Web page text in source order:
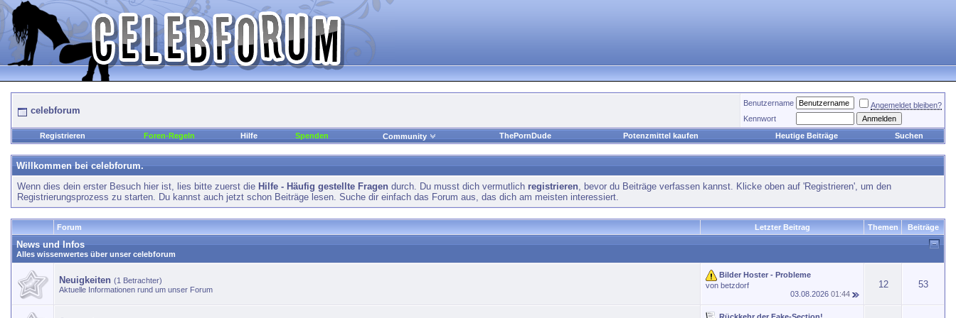
celebforum
Benutzername
Angemeldet bleiben?
Kennwort
Registrieren
Foren-Regeln Hilfe Spenden Community ThePornDude Potenzmittel kaufen Heutige Beiträge Suchen
Willkommen bei celebforum.
Wenn dies dein erster Besuch hier ist, lies bitte zuerst die Hilfe - Häufig gestellte Fragen durch. Du musst dich vermutlich registrieren, bevor du Beiträge verfassen kannst. Klicke oben auf 'Registrieren', um den
Registrierungsprozess zu starten. Du kannst auch jetzt schon Beiträge lesen. Suche dir einfach das Forum aus, das dich am meisten interessiert.
Forum Letzter Beitrag Themen Beiträge
News und Infos
Alles wissenwertes über unser celebforum
Neuigkeiten (1 Betrachter)
Aktuelle Informationen rund um unser Forum
Bilder Hoster - Probleme
von betzdorf
03.08.2026 01:44
12 53